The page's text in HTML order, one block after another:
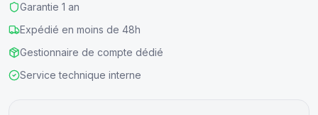
Garantie 1 an
Expédié en moins de 48h
Gestionnaire de compte dédié
Service technique interne